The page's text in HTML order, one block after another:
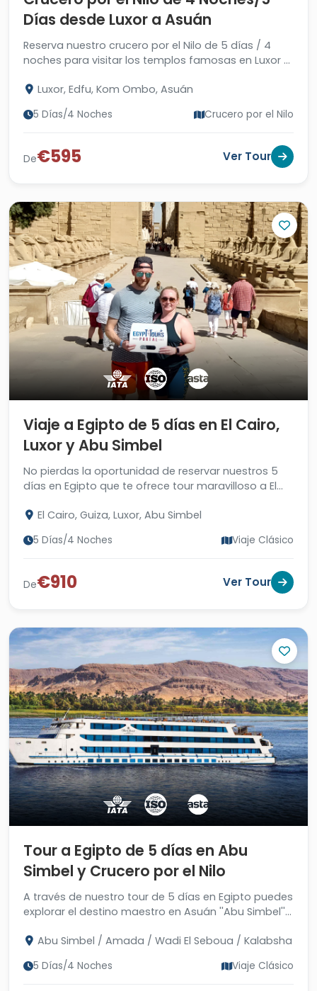
Días desde Luxor a Asuán
Reserva nuestro crucero por el Nilo de 5 días / 4
noches para visitar los templos famosas en Luxor y
Luxor, Edfu, Kom Ombo, Asuán
5 Días/4 Noches Crucero por el Nilo
De€595 Ver Tour
Viaje a Egipto de 5 días en El Cairo,
Luxor y Abu Simbel
No pierdas la oportunidad de reservar nuestros 5
días en Egipto que te ofrece tour maravilloso a El
Simbel.
El Cairo, Guiza, Luxor, Abu Simbel
5 Días/4 Noches Viaje Clásico
De€910 Ver Tour
Tour a Egipto de 5 días en Abu
Simbel y Crucero por el Nilo
A través de nuestro tour de 5 días en Egipto puedes
explorar el destino maestro en Asuán ''Abu Simbel'' y
Abu Simbel / Amada / Wadi El Seboua / Kalabsha
5 Días/4 Noches Viaje Clásico